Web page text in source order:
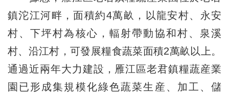
鎮沱江河畔，面積約4萬畝，以龍安村、永安
村、下坪村為核心，輻射帶動協和村、泉溪
村、沿江村，可發展糧食蔬菜面積2萬畝以上。
通過近兩年大力建設，雁江區老君鎮糧蔬産業
園已形成集規模化綠色蔬菜生産、加工、儲